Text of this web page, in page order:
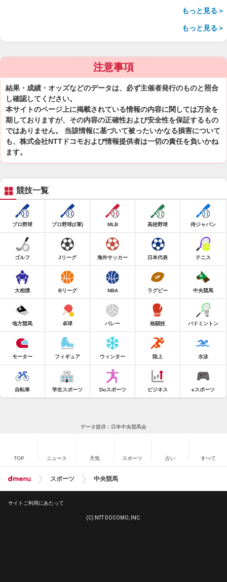
もっと見る＞
もっと見る＞
注意事項
結果・成績・オッズなどのデータは、必ず主催者発行のものと照合
し確認してください。
本サイトのページ上に掲載されている情報の内容に関しては万全を
期しておりますが、その内容の正確性および安全性を保証するもの
ではありません。 当該情報に基づいて被ったいかなる損害について
も、株式会社NTTドコモおよび情報提供者は一切の責任を負いかね
ます。
競技一覧
プロ野球 プロ野球(2軍) MLB 高校野球 侍ジャパン
ゴルフ Jリーグ 海外サッカー 日本代表 テニス
大相撲 Bリーグ NBA ラグビー 中央競馬
地方競馬 卓球 バレー 格闘技 バドミントン
モーター フィギュア ウィンター 陸上 水泳
自転車 学生スポーツ Doスポーツ ビジネス eスポーツ
データ提供：日本中央競馬会
TOP ニュース 天気 スポーツ 占い すべて
スポーツ 中央競馬
サイトご利用にあたって
(C) NTT DOCOMO, INC.